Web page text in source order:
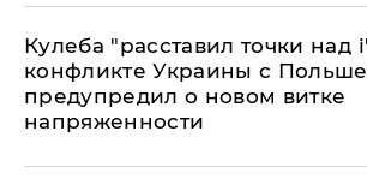
Кулеба "расставил точки над
конфликте Украины с
предупредил о новом витке
напряженности